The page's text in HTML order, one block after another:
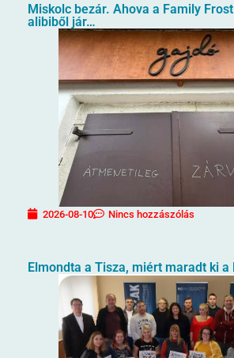
Miskolc bezár. Ahova a Family
alibiből jár…
2026-08-10 Nincs hozzászólás
Elmondta a Tisza, miért maradt ki a